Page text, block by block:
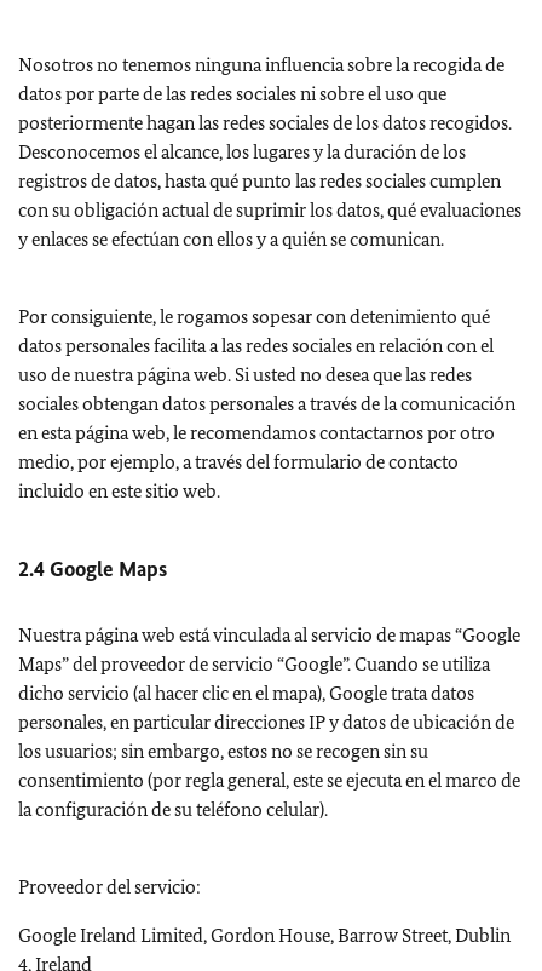
Nosotros no tenemos ninguna influencia sobre la recogida de
datos por parte de las redes sociales ni sobre el uso que
posteriormente hagan las redes sociales de los datos recogidos.
Desconocemos el alcance, los lugares y la duración de los
registros de datos, hasta qué punto las redes sociales cumplen
con su obligación actual de suprimir los datos, qué evaluaciones
y enlaces se efectúan con ellos y a quién se comunican.
Por consiguiente, le rogamos sopesar con detenimiento qué
datos personales facilita a las redes sociales en relación con el
uso de nuestra página web. Si usted no desea que las redes
sociales obtengan datos personales a través de la comunicación
en esta página web, le recomendamos contactarnos por otro
medio, por ejemplo, a través del formulario de contacto
incluido en este sitio web.
2.4 Google Maps
Nuestra página web está vinculada al servicio de mapas “Google
Maps” del proveedor de servicio “Google”. Cuando se utiliza
dicho servicio (al hacer clic en el mapa),Googletrata datos
personales, en particular direcciones IP y datos de ubicación de
los usuarios; sin embargo, estos no se recogen sin su
consentimiento (por regla general, este se ejecuta en el marco de
la configuración de su teléfono celular).
Proveedor del servicio:
Google Ireland Limited, Gordon House, Barrow Street, Dublin
4, Ireland